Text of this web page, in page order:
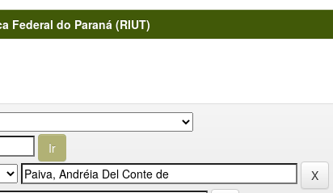
Federal do Paraná (RIUT)